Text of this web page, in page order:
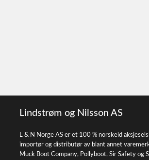
Lindstrøm og Nilsson AS
L & N Norge AS er et 100 % norskeid
importør og distributør av blant annet
Muck Boot Company, Pollyboot, Sir Safety og